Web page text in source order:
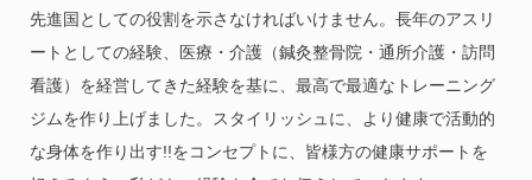
先進国としての役割を示さなければいけません。長年のアスリ
ートとしての経験、医療・介護（鍼灸整骨院・通所介護・訪問
看護）を経営してきた経験を基に、最高で最適なトレーニング
ジムを作り上げました。スタイリッシュに、より健康で活動的
な身体を作り出す!!をコンセプトに、皆様方の健康サポートを